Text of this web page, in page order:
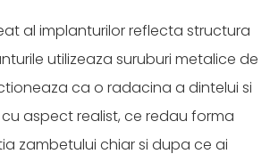
al implanturilor reflecta structura
utilizeaza suruburi metalice de
ca o radacina a dintelui si
aspect realist, ce redau forma
zambetului chiar si dupa ce ai